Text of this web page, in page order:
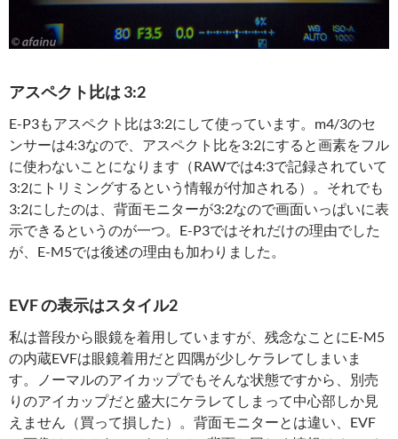
アスペクト比は 3:2
E-P3もアスペクト比は3:2にして使っています。m4/3のセ
ンサーは4:3なので、アスペクト比を3:2にすると画素をフル
に使わないことになります（RAWでは4:3で記録されていて
3:2にトリミングするという情報が付加される）。それでも
3:2にしたのは、背面モニターが3:2なので画面いっぱいに表
示できるというのが一つ。E-P3ではそれだけの理由でした
が、E-M5では後述の理由も加わりました。
EVF の表示はスタイル2
私は普段から眼鏡を着用していますが、残念なことにE-M5
の内蔵EVFは眼鏡着用だと四隅が少しケラレてしまいま
す。ノーマルのアイカップでもそんな状態ですから、別売
りのアイカップだと盛大にケラレてしまって中心部しか見
えません（買って損した）。背面モニターとは違い、EVF